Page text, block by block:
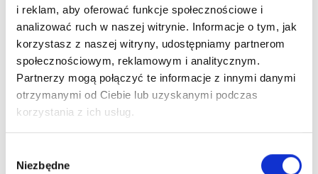
i reklam, aby oferować funkcje społecznościowe i
analizować ruch w naszej witrynie. Informacje o tym, jak
korzystasz z naszej witryny, udostępniamy partnerom
społecznościowym, reklamowym i analitycznym.
Partnerzy mogą połączyć te informacje z innymi danymi
otrzymanymi od Ciebie lub uzyskanymi podczas
korzystania z ich usług.
zgody
Niezbędne
Program lojalnościowy Iwoniczanka Family
okazał się
wielkim sukcesem, co w dużej mierze wynika z
zaangażowania marki w jegopromocję i nieustanne
ulepszanie. Zespół marketingowy Iwoniczanki włożył
wiele pracy w rozwój programu, dbając o każdy detal.